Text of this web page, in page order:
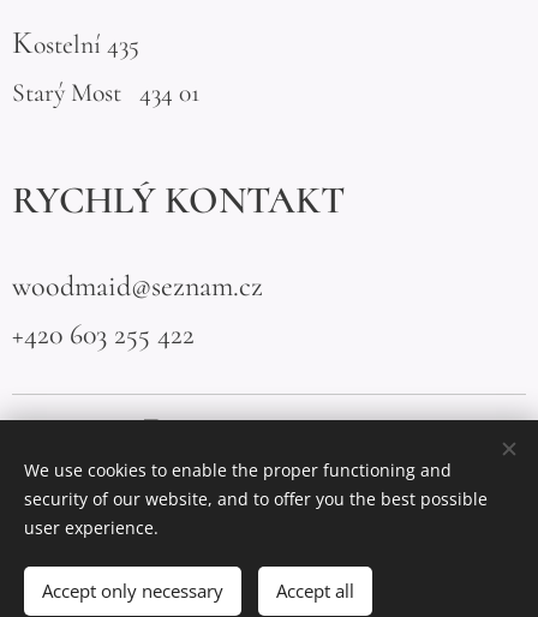
Kostelní 435
Starý Most 434 01
RYCHLÝ KONTAKT
woodmaid@seznam.cz
+420 603 255 422
Vytvořeno službou
Languages
Čeština
English
We use cookies to enable the proper functioning and
security of our website, and to offer you the best possible
user experience.
Accept only necessary Accept all